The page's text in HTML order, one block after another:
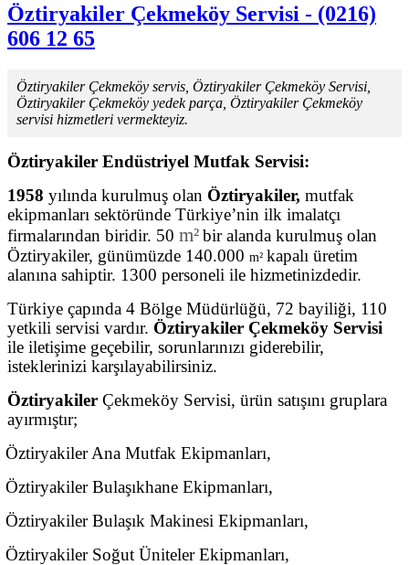
Öztiryakiler Çekmeköy Servisi - (0216)
606 12 65
Öztiryakiler Çekmeköy servis, Öztiryakiler Çekmeköy Servisi,
Öztiryakiler Çekmeköy yedek parça, Öztiryakiler Çekmeköy
servisi hizmetleri vermekteyiz.
Öztiryakiler Endüstriyel Mutfak Servisi:
1958 yılında kurulmuş olan Öztiryakiler, mutfak
ekipmanları sektöründe Türkiye’nin ilk imalatçı
firmalarından biridir. 50 m²bir alanda kurulmuş olan
Öztiryakiler, günümüzde 140.000 m² kapalı üretim
alanına sahiptir. 1300 personeli ile hizmetinizdedir.
Türkiye çapında 4 Bölge Müdürlüğü, 72 bayiliği, 110
yetkili servisi vardır. Öztiryakiler Çekmeköy Servisi
ile iletişime geçebilir, sorunlarınızı giderebilir,
isteklerinizi karşılayabilirsiniz.
Öztiryakiler Çekmeköy Servisi, ürün satışını gruplara
ayırmıştır;
Öztiryakiler Ana Mutfak Ekipmanları,
Öztiryakiler Bulaşıkhane Ekipmanları,
Öztiryakiler Bulaşık Makinesi Ekipmanları,
Öztiryakiler Soğut Üniteler Ekipmanları,